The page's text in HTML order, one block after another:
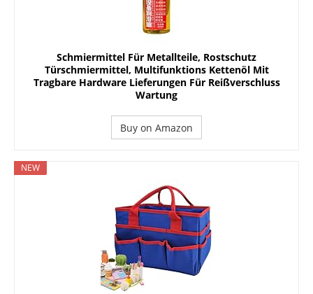
Schmiermittel Für Metallteile, Rostschutz
Türschmiermittel, Multifunktions Kettenöl Mit
Tragbare Hardware Lieferungen Für Reißverschluss
Wartung
Buy on Amazon
NEW